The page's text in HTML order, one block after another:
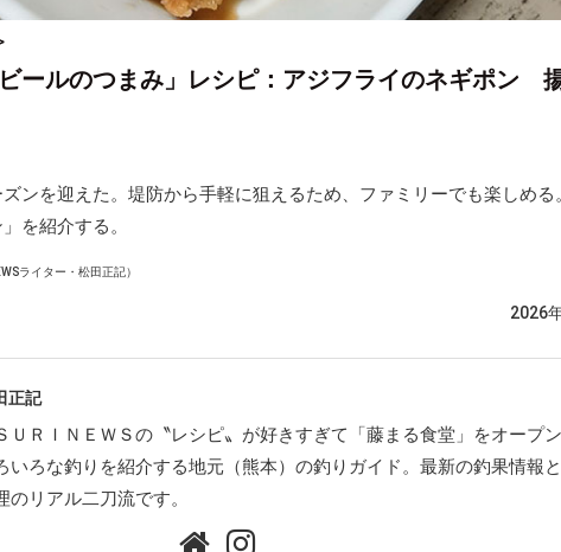
ールのつまみ」レシピ：アジフライのネギポン
ンを迎えた。堤防から手軽に狙えるため、ファミリーでも楽しめる
を紹介する。
ライター・松田正記）
2026
正記
ＵＲＩＮＥＷＳの〝レシピ〟が好きすぎて「藤まる食堂」をオープン
いろな釣りを紹介する地元（熊本）の釣りガイド。最新の釣果情報
のリアル二刀流です。